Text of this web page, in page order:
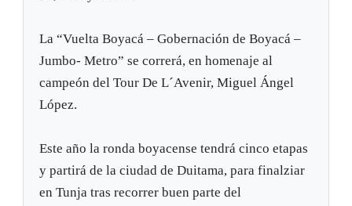
La “Vuelta Boyacá – Gobernación de Boyacá –
Jumbo- Metro” se correrá, en homenaje al
campeón del Tour De L´Avenir, Miguel Ángel
López.
Este año la ronda boyacense tendrá cinco etapas
y partirá de la ciudad de Duitama, para finalziar
en Tunja tras recorrer buen parte del